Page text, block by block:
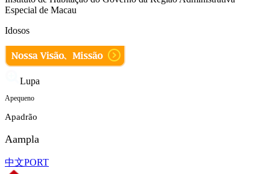
Especial de Macau
Idosos
Lupa
Apequeno
Apadrão
Aampla
中文PORT